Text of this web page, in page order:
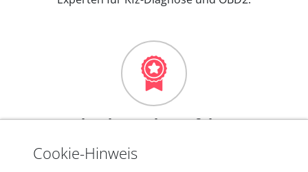
Mehr als 10 Jahre Erfahrung
In den Kfz-Diagnosegeräten von autoaid stecken
Cookie-Hinweis